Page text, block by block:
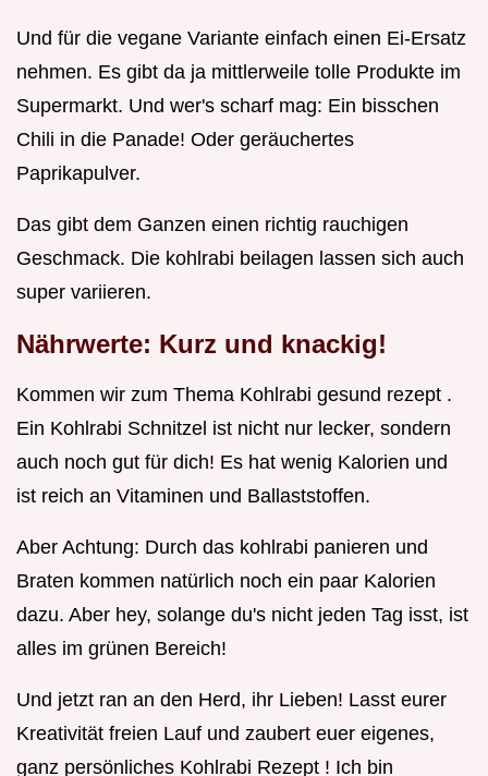
Und für die vegane Variante einfach einen Ei-Ersatz
nehmen. Es gibt da ja mittlerweile tolle Produkte im
Supermarkt. Und wer's scharf mag: Ein bisschen
Chili in die Panade! Oder geräuchertes
Paprikapulver.
Das gibt dem Ganzen einen richtig rauchigen
Geschmack. Die kohlrabi beilagen lassen sich auch
super variieren.
Nährwerte: Kurz und knackig!
Kommen wir zum Thema Kohlrabi gesund rezept .
Ein Kohlrabi Schnitzel ist nicht nur lecker, sondern
auch noch gut für dich! Es hat wenig Kalorien und
ist reich an Vitaminen und Ballaststoffen.
Aber Achtung: Durch das kohlrabi panieren und
Braten kommen natürlich noch ein paar Kalorien
dazu. Aber hey, solange du's nicht jeden Tag isst, ist
alles im grünen Bereich!
Und jetzt ran an den Herd, ihr Lieben! Lasst eurer
Kreativität freien Lauf und zaubert euer eigenes,
ganz persönliches Kohlrabi Rezept ! Ich bin